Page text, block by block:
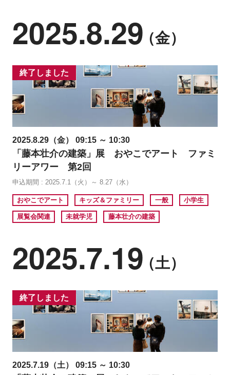
2025.8.29（金）
終了しました
2025.8.29（金） 09:15 ～ 10:30
「藤本壮介の建築」展 おやこでアート ファミ
リーアワー 第2回
申込期間 : 2025.7.1（火）～ 8.27（水）
おやこでアート キッズ＆ファミリー 一般 小学生
展覧会関連 未就学児 藤本壮介の建築
2025.7.19（土）
終了しました
2025.7.19（土） 09:15 ～ 10:30